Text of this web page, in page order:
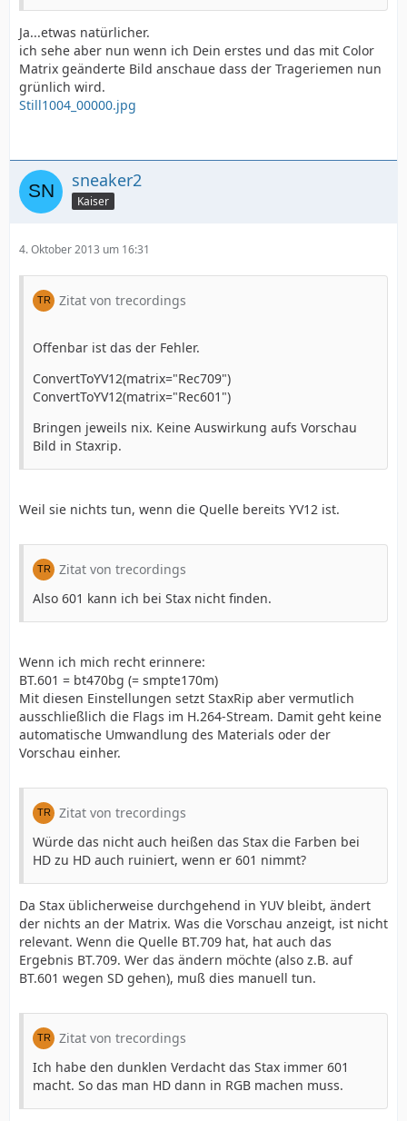
Ja...etwas natürlicher.
ich sehe aber nun wenn ich Dein erstes und das mit Color
Matrix geänderte Bild anschaue dass der Trageriemen nun
grünlich wird.
Still1004_00000.jpg
sneaker2
Kaiser
4. Oktober 2013 um 16:31
Zitat von trecordings
Offenbar ist das der Fehler.
ConvertToYV12(matrix="Rec709")
ConvertToYV12(matrix="Rec601")
Bringen jeweils nix. Keine Auswirkung aufs Vorschau
Bild in Staxrip.
Weil sie nichts tun, wenn die Quelle bereits YV12 ist.
Zitat von trecordings
Also 601 kann ich bei Stax nicht finden.
Wenn ich mich recht erinnere:
BT.601 = bt470bg (= smpte170m)
Mit diesen Einstellungen setzt StaxRip aber vermutlich
ausschließlich die Flags im H.264-Stream. Damit geht keine
automatische Umwandlung des Materials oder der
Vorschau einher.
Zitat von trecordings
Würde das nicht auch heißen das Stax die Farben bei
HD zu HD auch ruiniert, wenn er 601 nimmt?
Da Stax üblicherweise durchgehend in YUV bleibt, ändert
der nichts an der Matrix. Was die Vorschau anzeigt, ist nicht
relevant. Wenn die Quelle BT.709 hat, hat auch das
Ergebnis BT.709. Wer das ändern möchte (also z.B. auf
BT.601 wegen SD gehen), muß dies manuell tun.
Zitat von trecordings
Ich habe den dunklen Verdacht das Stax immer 601
macht. So das man HD dann in RGB machen muss.